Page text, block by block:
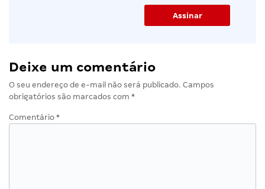
Deixe um comentário
O seu endereço de e-mail não será publicado. Campos
obrigatórios são marcados com *
Comentário *